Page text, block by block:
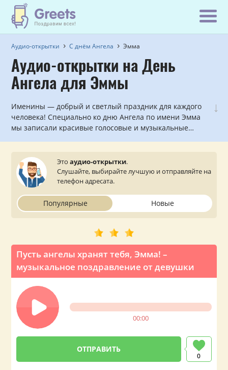
Аудио-открытки С днём Ангела Эмма
Аудио-открытки на День
Ангела для Эммы
↓
Именины — добрый и светлый праздник для каждого
человека! Специально ко дню Ангела по имени Эмма
мы записали красивые голосовые и музыкальные
Этоаудио-открытки.
Слушайте, выбирайте лучшую и отправляйте на
телефон адресата.
Популярные Новые
Пусть ангелы хранят тебя, Эмма! –
музыкальное поздравление от девушки
00:00
0